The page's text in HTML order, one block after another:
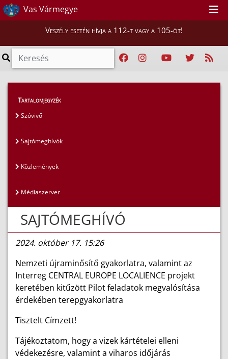
Vas Vármegye
Veszély esetén hívja a 112-t vagy a 105-öt!
Magunkról
Tartalomjegyzék
Szóvivő
Sajtómeghívók
Közlemények
Médiaszerver
SAJTÓMEGHÍVÓ
2024. október 17. 15:26
Nemzeti újraminősítő gyakorlatra, valamint az
Interreg CENTRAL EUROPE LOCALIENCE projekt
keretében kitűzött Pilot feladatok megvalósítása
érdekében terepgyakorlatra
Tisztelt Címzett!
Tájékoztatom, hogy a vizek kártételei elleni
védekezésre, valamint a viharos időjárás